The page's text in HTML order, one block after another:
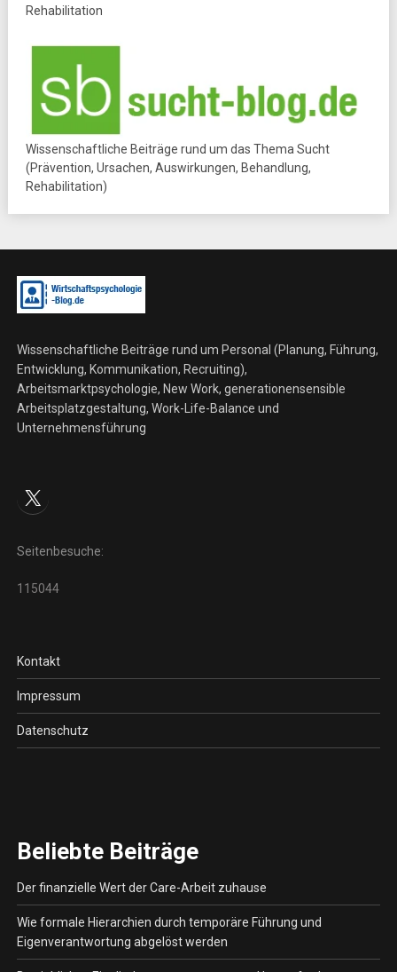
Rehabilitation
Wissenschaftliche Beiträge rund um das Thema Sucht
(Prävention, Ursachen, Auswirkungen, Behandlung,
Rehabilitation)
Wissenschaftliche Beiträge rund um Personal (Planung, Führung,
Entwicklung, Kommunikation, Recruiting),
Arbeitsmarktpsychologie, New Work, generationensensible
Arbeitsplatzgestaltung, Work-Life-Balance und
Unternehmensführung
X
Seitenbesuche:
115044
Kontakt
Impressum
Datenschutz
Beliebte Beiträge
Der finanzielle Wert der Care-Arbeit zuhause
Wie formale Hierarchien durch temporäre Führung und
Eigenverantwortung abgelöst werden